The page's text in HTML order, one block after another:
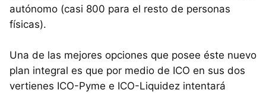
autónomo (casi 800 para el resto de personas
físicas).
Una de las mejores opciones que posee éste nuevo
plan integral es que por medio de ICO en sus dos
vertienes ICO-Pyme e ICO-Liquidez intentará